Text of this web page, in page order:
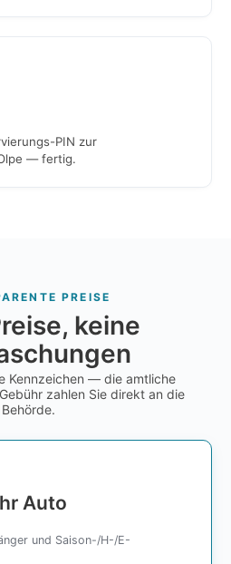
PIN zur
— fertig.
PREISE
keine
Kennzeichen — die amtliche
zahlen Sie direkt an die
Behörde.
Auto
und Saison-/H-/E-